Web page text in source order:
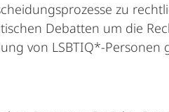
zu
Debatten um die
von LSBTIQ*-Personen